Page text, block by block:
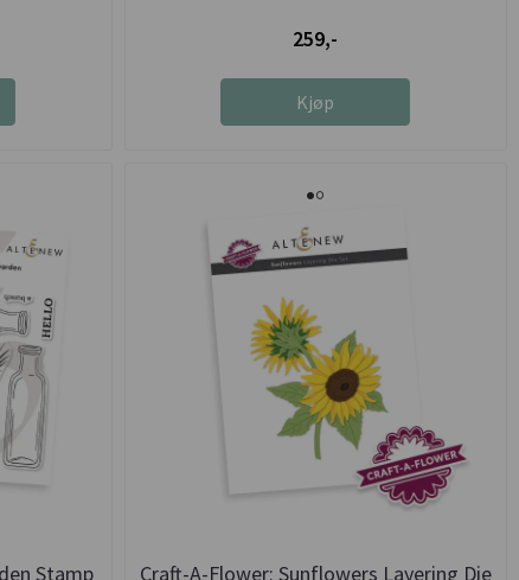
259,-
Kjøp
Stamp
Craft-A-Flower: Sunflowers Layering Die